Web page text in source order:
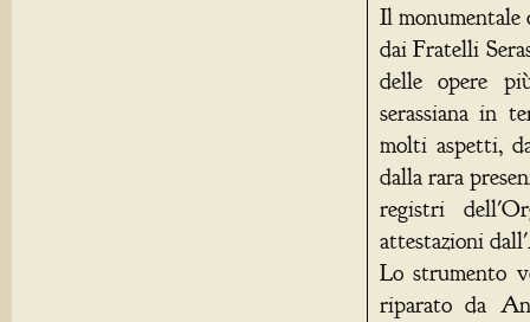
Il monumentale
dai Fratelli
delle opere
serassiana in
molti aspetti,
dalla rara
registri
attestazioni
Lo strumento
riparato da